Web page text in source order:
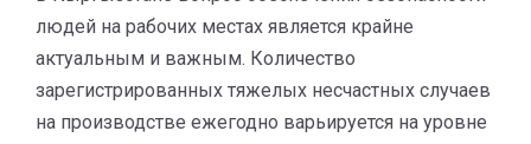
людей на рабочих местах является крайне
актуальным и важным. Количество
зарегистрированных тяжелых несчастных случаев
на производстве ежегодно варьируется на уровне